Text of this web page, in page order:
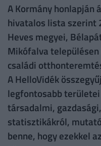
A Kormány
hivatalos lista szerint
Heves megyei,
Mikófalva
családi
A HelloVidék
legfontosabb
társadalmi,
statisztikákról,
benne, hogy ezekkel